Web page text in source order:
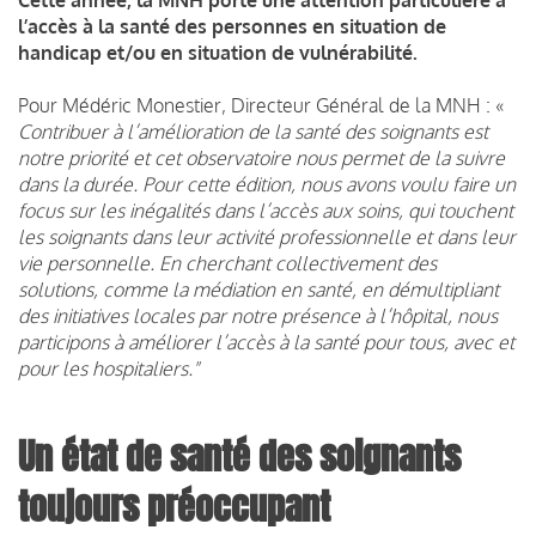
l’accès à la santé des personnes en situation de
handicap et/ou en situation de vulnérabilité.
Pour Médéric Monestier, Directeur Général de la MNH : «
Contribuer à l’amélioration de la santé des soignants est
notre priorité et cet observatoire nous permet de la suivre
dans la durée. Pour cette édition, nous avons voulu faire un
focus sur les inégalités dans l’accès aux soins, qui touchent
les soignants dans leur activité professionnelle et dans leur
vie personnelle. En cherchant collectivement des
solutions, comme la médiation en santé, en démultipliant
des initiatives locales par notre présence à l’hôpital, nous
participons à améliorer l’accès à la santé pour tous, avec et
pour les hospitaliers."
Un état de santé des soignants
toujours préoccupant